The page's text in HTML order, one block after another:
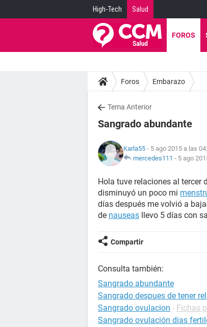
High-Tech Salud
FOROS
Foros Embarazo
Tema Anterior
Sangrado abundante
Karla55 - 5 ago 2015 a las
mercedes111 - 5 ago
Hola tuve relaciones al tercer
disminuyó un poco mi
días después me volvió a
de nauseas llevo 5 días con
Compartir
Consulta también:
Sangrado abundante
Sangrado despues de tener
Sangrado ovulacion - Fichas
Sangrado ovulación dias